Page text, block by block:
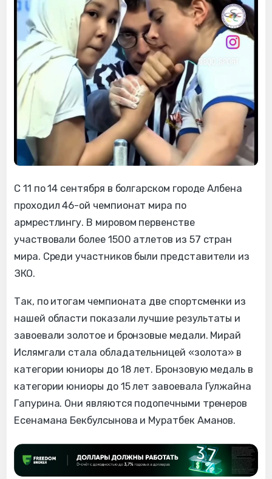
С 11 по 14 сентября в болгарском городе Албена
проходил 46-ой чемпионат мира по
армрестлингу. В мировом первенстве
участвовали более 1500 атлетов из 57 стран
мира. Среди участников были представители из
ЗКО.
Так, по итогам чемпионата две спортсменки из
нашей области показали лучшие результаты и
завоевали золотое и бронзовые медали. Мирай
Ислямгали стала обладательницей «золота» в
категории юниоры до 18 лет. Бронзовую медаль в
категории юниоры до 15 лет завоевала Гулжайна
Гапурина. Они являются подопечными тренеров
Есенамана Бекбулсынова и Муратбек Аманов.